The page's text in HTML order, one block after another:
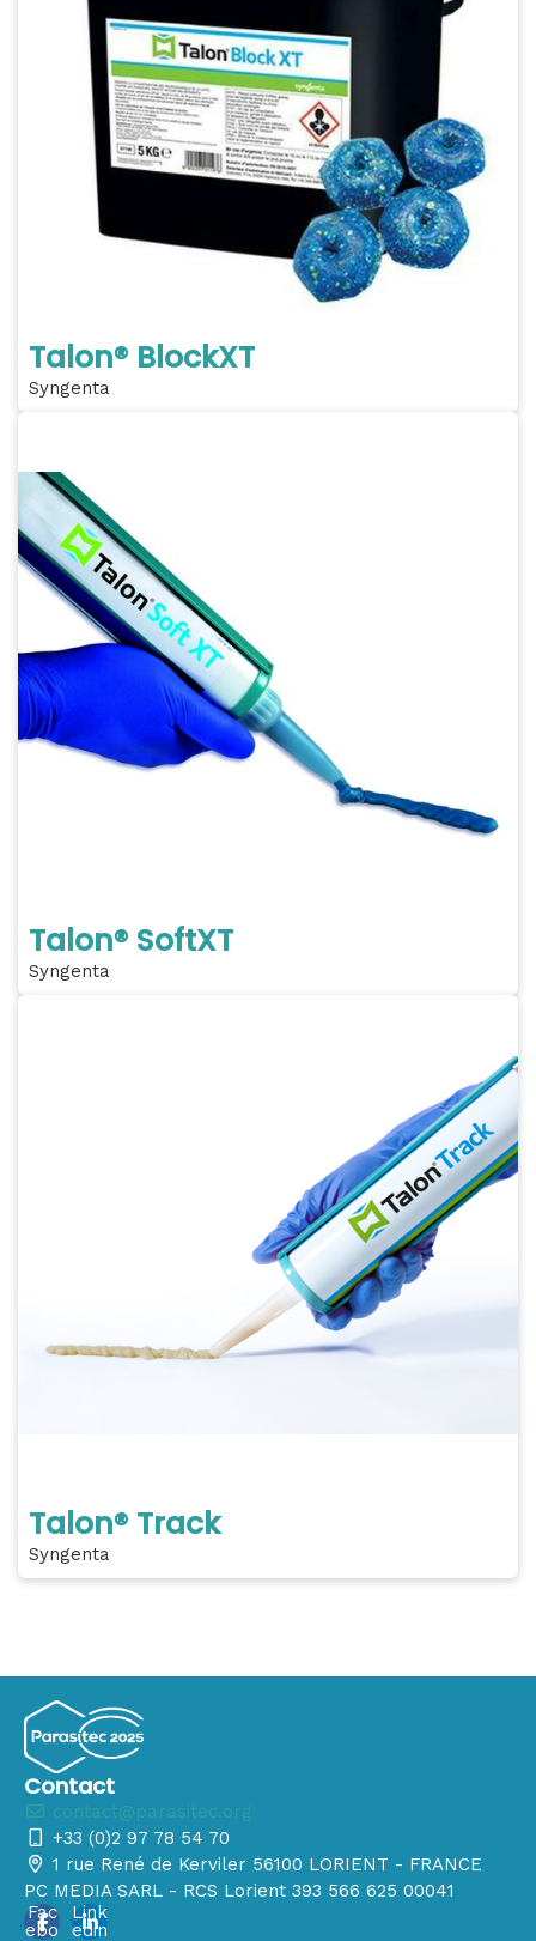
Talon® BlockXT
Syngenta
Talon® SoftXT
Syngenta
Talon® Track
Syngenta
Contact
+33 (0)2 97 78 54 70
1 rue René de Kerviler 56100 LORIENT - FRANCE
PC MEDIA SARL - RCS Lorient 393 566 625 00041
Fac
ebo
Link
edin